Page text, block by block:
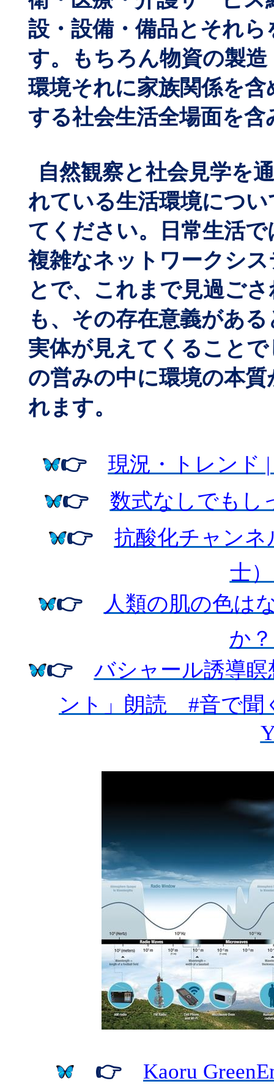
設・設備・備品とそれ
す。もちろん物資の製
環境それに家族関係を
する社会生活全場面を含
自然観察と社会見学を
れている生活環境につ
てください。日常生活
複雑なネットワークシ
とで、これまで見過ご
も、その存在意義があ
実体が見えてくること
の営みの中に環境の本
れます。
👉 現況・トレンド
👉
数式なしでもし
👉
抗酸化チャンネ
士）
👉
人類の肌の色は
か？
👉
バシャール誘導
ント」朗読 #音で聞
👉
Kaoru